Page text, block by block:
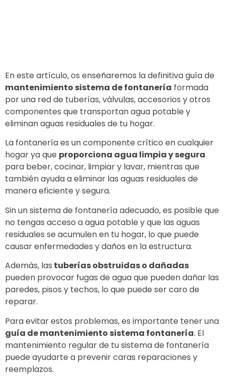
En este artículo, os enseñaremos la definitiva guía de
mantenimiento sistema de fontanería formada
por una red de tuberías, válvulas, accesorios y otros
componentes que transportan agua potable y
eliminan aguas residuales de tu hogar.
La fontanería es un componente crítico en cualquier
hogar ya que proporciona agua limpia y segura
para beber, cocinar, limpiar y lavar, mientras que
también ayuda a eliminar las aguas residuales de
manera eficiente y segura.
Sin un sistema de fontanería adecuado, es posible que
no tengas acceso a agua potable y que las aguas
residuales se acumulen en tu hogar, lo que puede
causar enfermedades y daños en la estructura.
Además, las tuberías obstruidas o dañadas
pueden provocar fugas de agua que pueden dañar las
paredes, pisos y techos, lo que puede ser caro de
reparar.
Para evitar estos problemas, es importante tener una
guía de mantenimiento sistema fontanería. El
mantenimiento regular de tu sistema de fontanería
puede ayudarte a prevenir caras reparaciones y
reemplazos.